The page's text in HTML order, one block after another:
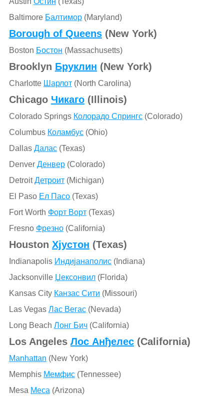
Baltimore Балтимор(Maryland)
Borough of Queens(New York)
Boston Бостон (Massachusetts)
Brooklyn Бруклин (New York)
Charlotte Шарлот(North Carolina)
Chicago Чикаго(Illinois)
Colorado Springs Колорадо Спрингс(Colorado)
Columbus Коламбус(Ohio)
Dallas Далас(Texas)
Denver Денвер(Colorado)
DetroitДетроит(Michigan)
El Paso Ел Пасо(Texas)
Fort Worth Форт Ворт(Texas)
Fresno Фрезно(California)
Houston Хјустон (Texas)
Indianapolis Индијанаполис(Indiana)
Jacksonville Џексонвил(Florida)
Kansas City Канзас Сити (Missouri)
Las Vegas Лас Вегас(Nevada)
Long Beach Лонг Бич(California)
Los Angeles Лос Анђелес(California)
Manhattan (New York)
Memphis Мемфис(Tennessee)
Mesa Меса (Arizona)